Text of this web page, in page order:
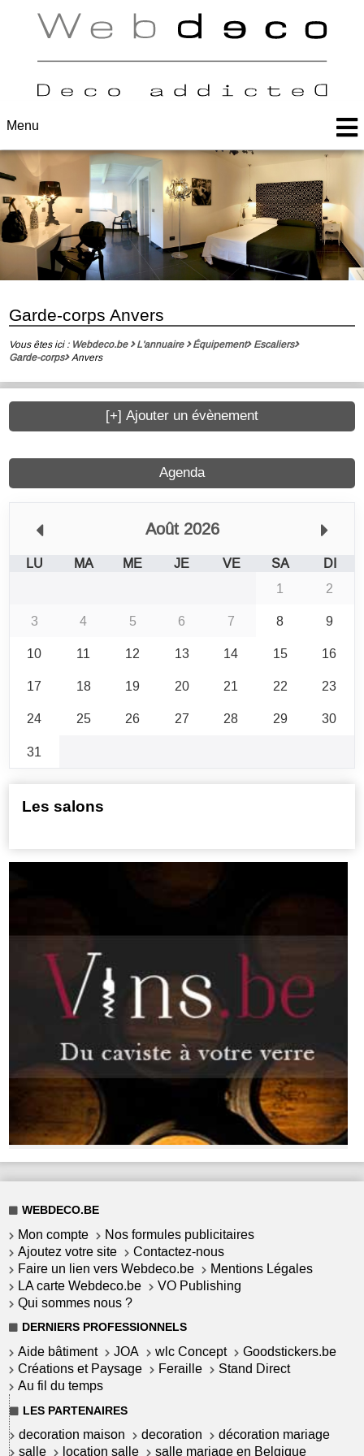
Menu
Garde-corps Anvers
Vous êtes ici : Webdeco.be L'annuaire Équipement
Escaliers
Garde-corps Anvers
Agenda
Août 2026
LU MA ME JE VE SA
DI
1
2
3
4 5 6 7 8
9
10
11 12 13 14 15
16
17
18 19 20 21 22
23
24
25 26 27 28 29
30
31
[+] Ajouter un évènement
Les salons
WEBDECO.BE
Mon compte
Nos formules publicitaires
Ajoutez votre site
Contactez-nous
Faire un lien vers Webdeco.be
Mentions Légales
LA carte Webdeco.be
VO Publishing
Qui sommes nous ?
DERNIERS PROFESSIONNELS
Aide bâtiment JOA wlc Concept
Goodstickers.be
Créations et Paysage
Feraille
Stand Direct
Au fil du temps
LES PARTENAIRES
decoration maison decoration
décoration mariage
salle
location salle salle mariage en Belgique